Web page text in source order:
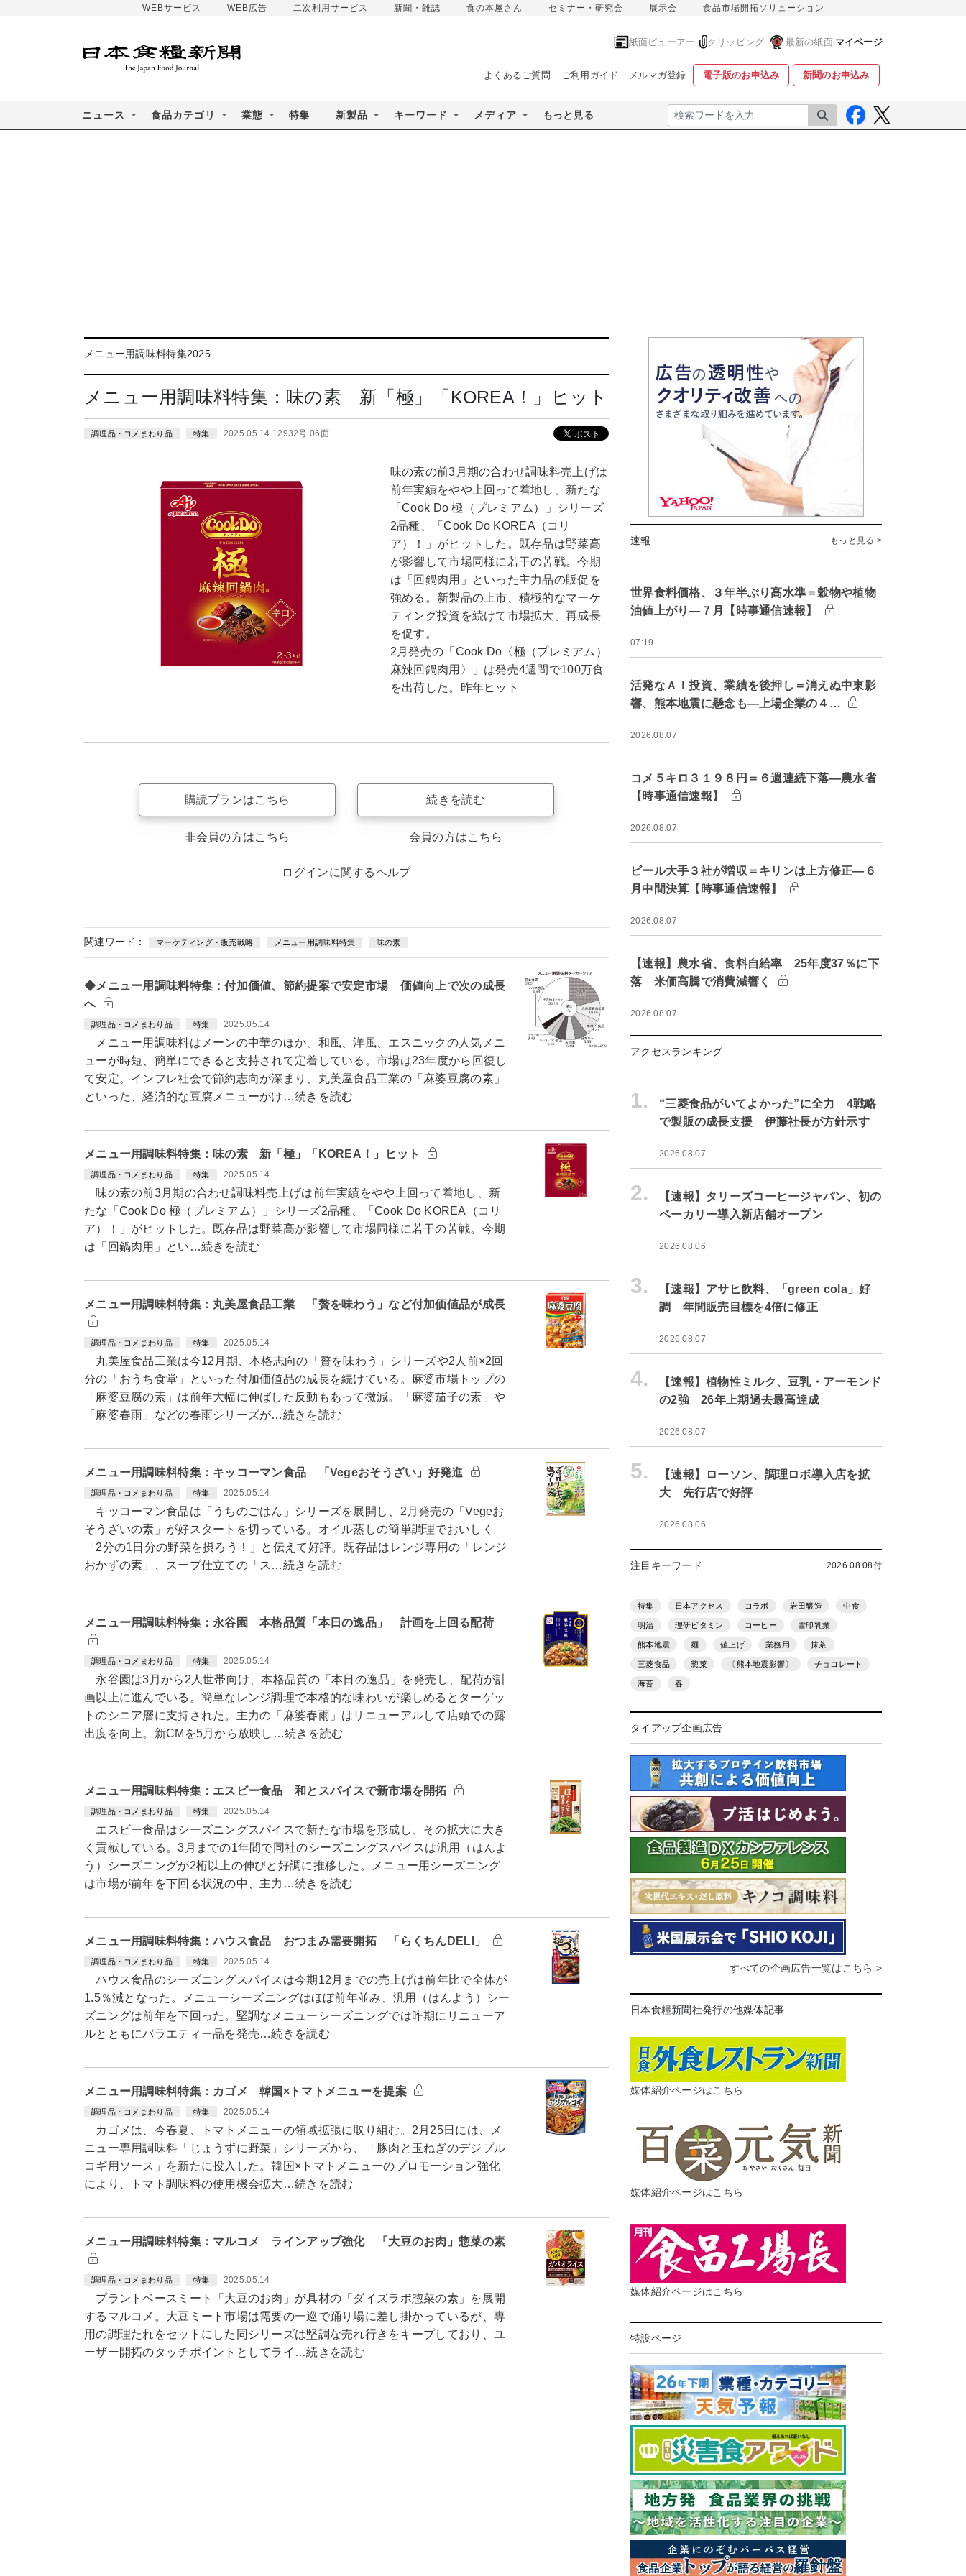
WEBサービス WEB広告 二次利用サービス 新聞・雑誌 食の本屋さん セミナー・研究会 展示会 食品市場開拓ソリューション
紙面ビューアー クリッピング 最新の紙面 マイページ
よくあるご質問 ご利用ガイド メルマガ登録 電子版のお申込み 新聞のお申込み
ニュース 食品カテゴリ 業態 特集 新製品 キーワード メディア もっと見る 検索
メニュー用調味料特集2025
メニュー用調味料特集：味の素 新「極」「KOREA！」ヒット
調理品・コメまわり品 特集 2025.05.14 12932号 06面
味の素の前3月期の合わせ調味料売上げは
前年実績をやや上回って着地し、新たな
「Cook Do 極（プレミアム）」シリーズ
2品種、「Cook Do KOREA（コリ
ア）！」がヒットした。既存品は野菜高
が影響して市場同様に若干の苦戦。今期
は「回鍋肉用」といった主力品の販促を
強める。新製品の上市、積極的なマーケ
ティング投資を続けて市場拡大、再成長
を促す。
2月発売の「Cook Do〈極（プレミアム）
麻辣回鍋肉用〉」は発売4週間で100万食
を出荷した。昨年ヒット
購読プランはこちら
非会員の方はこちら
続きを読む
会員の方はこちら
ログインに関するヘルプ
関連ワード： マーケティング・販売戦略 メニュー用調味料特集 味の素
◆メニュー用調味料特集：付加価値、節約提案で安定市場 価値向上で次の成長
へ
調理品・コメまわり品 特集 2025.05.14
メニュー用調味料はメーンの中華のほか、和風、洋風、エスニックの人気メニ
ューが時短、簡単にできると支持されて定着している。市場は23年度から回復し
て安定。インフレ社会で節約志向が深まり、丸美屋食品工業の「麻婆豆腐の素」
といった、経済的な豆腐メニューがけ…続きを読む
メニュー用調味料特集：味の素 新「極」「KOREA！」ヒット
調理品・コメまわり品 特集 2025.05.14
味の素の前3月期の合わせ調味料売上げは前年実績をやや上回って着地し、新
たな「Cook Do 極（プレミアム）」シリーズ2品種、「Cook Do KOREA（コリ
ア）！」がヒットした。既存品は野菜高が影響して市場同様に若干の苦戦。今期
は「回鍋肉用」とい…続きを読む
メニュー用調味料特集：丸美屋食品工業 「贅を味わう」など付加価値品が成長
調理品・コメまわり品 特集 2025.05.14
丸美屋食品工業は今12月期、本格志向の「贅を味わう」シリーズや2人前×2回
分の「おうち食堂」といった付加価値品の成長を続けている。麻婆市場トップの
「麻婆豆腐の素」は前年大幅に伸ばした反動もあって微減。「麻婆茄子の素」や
「麻婆春雨」などの春雨シリーズが…続きを読む
メニュー用調味料特集：キッコーマン食品 「Vegeおそうざい」好発進
調理品・コメまわり品 特集 2025.05.14
キッコーマン食品は「うちのごはん」シリーズを展開し、2月発売の「Vegeお
そうざいの素」が好スタートを切っている。オイル蒸しの簡単調理でおいしく
「2分の1日分の野菜を摂ろう！」と伝えて好評。既存品はレンジ専用の「レンジ
おかずの素」、スープ仕立ての「ス…続きを読む
メニュー用調味料特集：永谷園 本格品質「本日の逸品」 計画を上回る配荷
調理品・コメまわり品 特集 2025.05.14
永谷園は3月から2人世帯向け、本格品質の「本日の逸品」を発売し、配荷が計
画以上に進んでいる。簡単なレンジ調理で本格的な味わいが楽しめるとターゲッ
トのシニア層に支持された。主力の「麻婆春雨」はリニューアルして店頭での露
出度を向上。新CMを5月から放映し…続きを読む
メニュー用調味料特集：エスビー食品 和とスパイスで新市場を開拓
調理品・コメまわり品 特集 2025.05.14
エスビー食品はシーズニングスパイスで新たな市場を形成し、その拡大に大き
く貢献している。3月までの1年間で同社のシーズニングスパイスは汎用（はんよ
う）シーズニングが2桁以上の伸びと好調に推移した。メニュー用シーズニング
は市場が前年を下回る状況の中、主力…続きを読む
メニュー用調味料特集：ハウス食品 おつまみ需要開拓 「らくちんDELI」
調理品・コメまわり品 特集 2025.05.14
ハウス食品のシーズニングスパイスは今期12月までの売上げは前年比で全体が
1.5％減となった。メニューシーズニングはほぼ前年並み、汎用（はんよう）シー
ズニングは前年を下回った。堅調なメニューシーズニングでは昨期にリニューア
ルとともにバラエティー品を発売…続きを読む
メニュー用調味料特集：カゴメ 韓国×トマトメニューを提案
調理品・コメまわり品 特集 2025.05.14
カゴメは、今春夏、トマトメニューの領域拡張に取り組む。2月25日には、メ
ニュー専用調味料「じょうずに野菜」シリーズから、「豚肉と玉ねぎのデジプル
コギ用ソース」を新たに投入した。韓国×トマトメニューのプロモーション強化
により、トマト調味料の使用機会拡大…続きを読む
メニュー用調味料特集：マルコメ ラインアップ強化 「大豆のお肉」惣菜の素
調理品・コメまわり品 特集 2025.05.14
プラントベースミート「大豆のお肉」が具材の「ダイズラボ惣菜の素」を展開
するマルコメ。大豆ミート市場は需要の一巡で踊り場に差し掛かっているが、専
用の調理たれをセットにした同シリーズは堅調な売れ行きをキープしており、ユ
ーザー開拓のタッチポイントとしてライ…続きを読む
速報 もっと見る >
世界食料価格、３年半ぶり高水準＝穀物や植物
油値上がり―７月【時事通信速報】
07:19
活発なＡＩ投資、業績を後押し＝消えぬ中東影
響、熊本地震に懸念も―上場企業の４…
2026.08.07
コメ５キロ３１９８円＝６週連続下落―農水省
【時事通信速報】
2026.08.07
ビール大手３社が増収＝キリンは上方修正―６
月中間決算【時事通信速報】
2026.08.07
【速報】農水省、食料自給率 25年度37％に下
落 米価高騰で消費減響く
2026.08.07
アクセスランキング
1.
“三菱食品がいてよかった”に全力 4戦略
で製販の成長支援 伊藤社長が方針示す
2026.08.07
2.
【速報】タリーズコーヒージャパン、初の
ベーカリー導入新店舗オープン
2026.08.06
3.
【速報】アサヒ飲料、「green cola」好
調 年間販売目標を4倍に修正
2026.08.07
4.
【速報】植物性ミルク、豆乳・アーモンド
の2強 26年上期過去最高達成
2026.08.07
5.
【速報】ローソン、調理ロボ導入店を拡
大 先行店で好評
2026.08.06
注目キーワード 2026.08.08付
特集 日本アクセス コラボ 岩田醸造 中食
明治 理研ビタミン コーヒー 雪印乳業
熊本地震 麺 値上げ 業務用 抹茶
三菱食品 惣菜 〔熊本地震影響〕 チョコレート
海苔 春
タイアップ企画広告
すべての企画広告一覧はこちら >
日本食糧新聞社発行の他媒体記事
媒体紹介ページはこちら
媒体紹介ページはこちら
媒体紹介ページはこちら
特設ページ